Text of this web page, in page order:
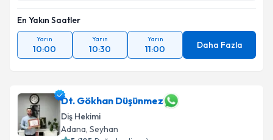
En Yakın Saatler
Yarın
10:00
Yarın
10:30
Yarın
11:00 Daha Fazla
Dt. Gökhan Düşünmez
Diş Hekimi
Adana, Seyhan